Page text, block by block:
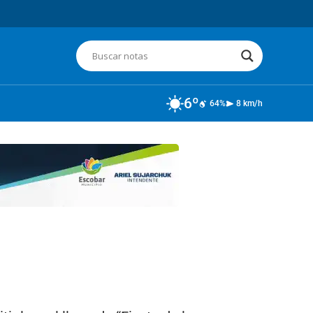
6º 64% 8 km/h